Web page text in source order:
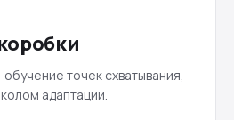
точек схватывания,
адаптации.